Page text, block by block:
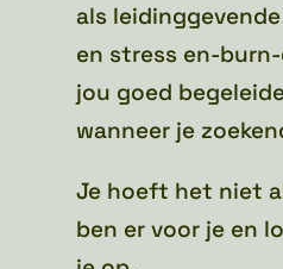
als
en stress en-
jou goed
wanneer je
Je hoeft het niet
ben er voor je en